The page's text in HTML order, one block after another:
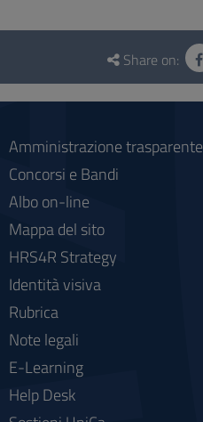
Questionnaire
social
Share on:
Amministrazione trasparente
Concorsi e Bandi
Albo on-line
Mappa del sito
HRS4R Strategy
Identità visiva
Rubrica
Note legali
E-Learning
Help Desk